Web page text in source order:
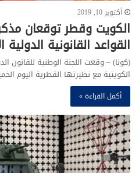
أكتوبر 10, 2019
الكويت وقطر توقعان
القواعد القانونية الدولية
(كونا) – وقعت اللجنة الوطنية للقانون
الكويتية مع نظيرتها القطرية اليوم
أكمل القراءة »